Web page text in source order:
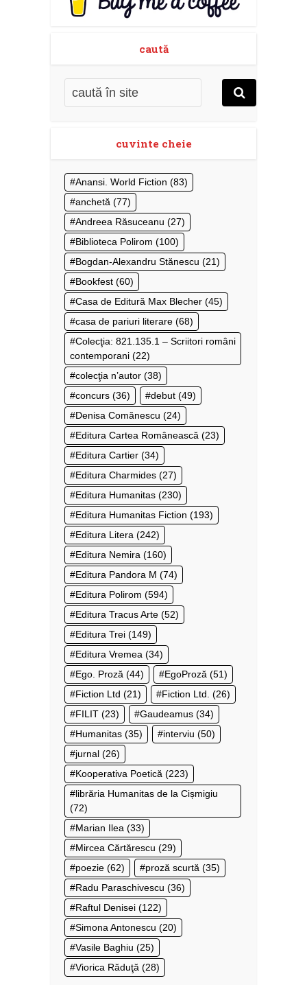
caută
cuvinte cheie
Anansi. World Fiction (83)
anchetă (77)
Andreea Răsuceanu (27)
Biblioteca Polirom (100)
Bogdan-Alexandru Stănescu (21)
Bookfest (60)
Casa de Editură Max Blecher (45)
casa de pariuri literare (68)
Colecţia: 821.135.1 – Scriitori români
contemporani (22)
colecţia n’autor (38)
concurs (36) debut (49)
Denisa Comănescu (24)
Editura Cartea Românească (23)
Editura Cartier (34)
Editura Charmides (27)
Editura Humanitas (230)
Editura Humanitas Fiction (193)
Editura Litera (242)
Editura Nemira (160)
Editura Pandora M (74)
Editura Polirom (594)
Editura Tracus Arte (52)
Editura Trei (149)
Editura Vremea (34)
Ego. Proză (44) EgoProză (51)
Fiction Ltd (21) Fiction Ltd. (26)
FILIT (23) Gaudeamus (34)
Humanitas (35) interviu (50)
jurnal (26)
Kooperativa Poetică (223)
librăria Humanitas de la Cișmigiu
(72)
Marian Ilea (33)
Mircea Cărtărescu (29)
poezie (62) proză scurtă (35)
Radu Paraschivescu (36)
Raftul Denisei (122)
Simona Antonescu (20)
Vasile Baghiu (25)
Viorica Răduţă (28)